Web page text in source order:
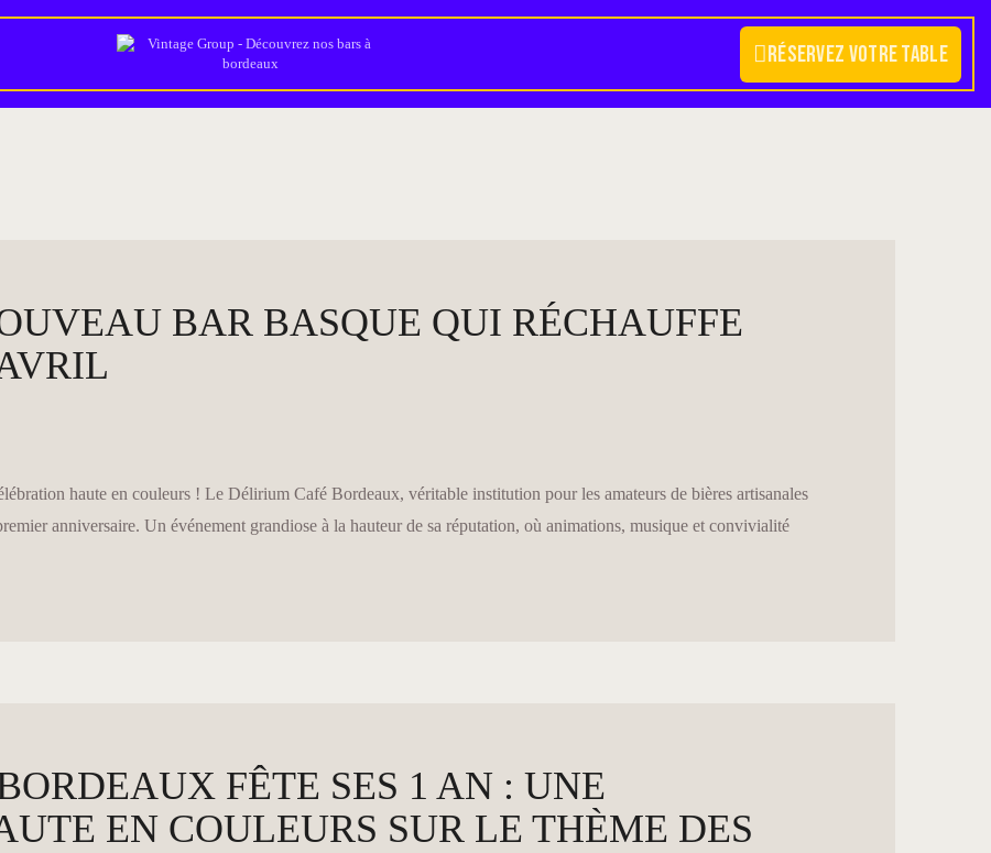
Réservez votre table
NOS ÉTABLISSEMENTS
NOS ÉVÉNEMENTS
DEVENIR PARTENAIRE
BAR BASQUE QUI RÉCHAUFFE
haute en couleurs ! Le Délirium Café Bordeaux, véritable institution pour les amateurs de bières artisanales
anniversaire. Un événement grandiose à la hauteur de sa réputation, où animations, musique et convivialité
FÊTE SES 1 AN : UNE
EN COULEURS SUR LE THÈME DES